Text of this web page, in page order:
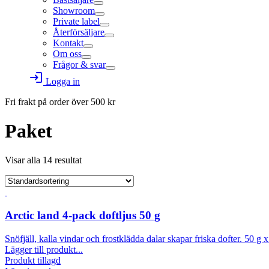
Showroom
Private label
Återförsäljare
Kontakt
Om oss
Frågor & svar
login Logga in
Fri frakt på order över 500 kr
Paket
Visar alla 14 resultat
Arctic land 4-pack doftljus 50 g
Snöfjäll, kalla vindar och frostklädda dalar skapar friska dofter. 50 g
Lägger till produkt...
Produkt tillagd